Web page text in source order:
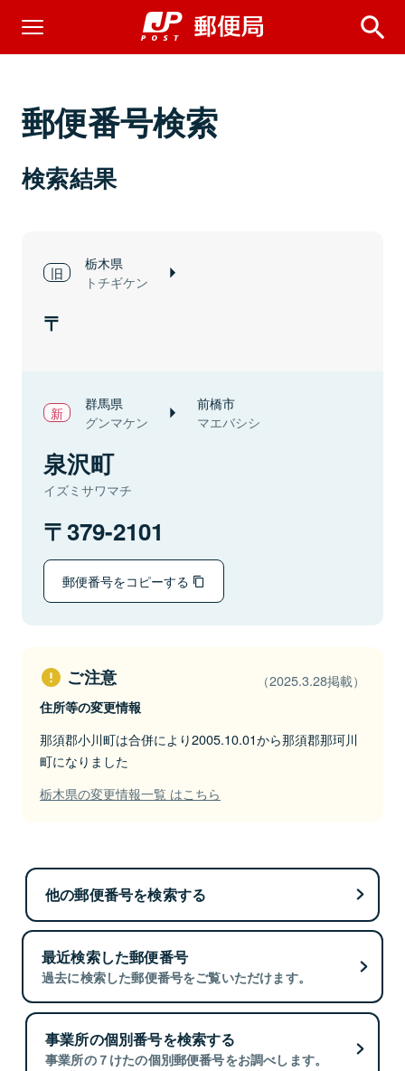
郵便番号検索
検索結果
栃木県
トチギケン
群馬県
グンマケン
前橋市
マエバシシ
泉沢町
イズミサワマチ
379-2101
郵便番号をコピーする
ご注意 （2025.3.28掲載）
住所等の変更情報
那須郡小川町は合併により2005.10.01から那須郡那珂川
町になりました
栃木県の変更情報一覧 はこちら
他の郵便番号を検索する
最近検索した郵便番号
過去に検索した郵便番号をご覧いただけます。
事業所の個別番号を検索する
事業所の７けたの個別郵便番号をお調べします。